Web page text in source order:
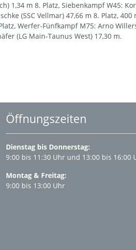
1,34 m 8. Platz, Siebenkampf W45:
(SSC Vellmar) 47,66 m 8. Platz, 400
Werfer-Fünfkampf M75: Arno
(LG Main-Taunus West) 17,30 m.
Öffnungszeiten
Dienstag bis Donnerstag:
9:00 bis 11:30 Uhr und 13:00 bis 16:00
Montag & Freitag:
9:00 bis 13:00 Uhr